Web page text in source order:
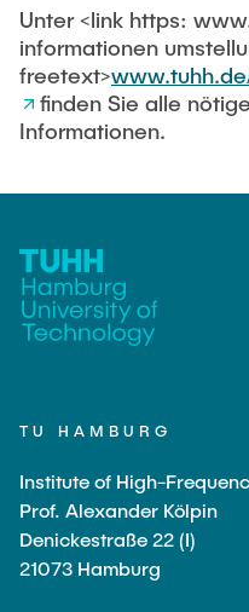
Kai Christian Hübner
Omar Jabi
Marvin Jäger
Sarah Klass
Philip Riege
Georg Frederik
Marvin Ruppik
Bartosz Tegowski
Frederik Vollmer
Nico Weiß
Guest scientists
Equipment of the
Laboratory Equipment
Technology
Software
Unter <link https:
informationen
freetext>
finden Sie alle
Informationen.
TU HAMBURG
Institute of High-
Prof. Alexander Kölpin
Denickestraße 22 (I)
21073 Hamburg